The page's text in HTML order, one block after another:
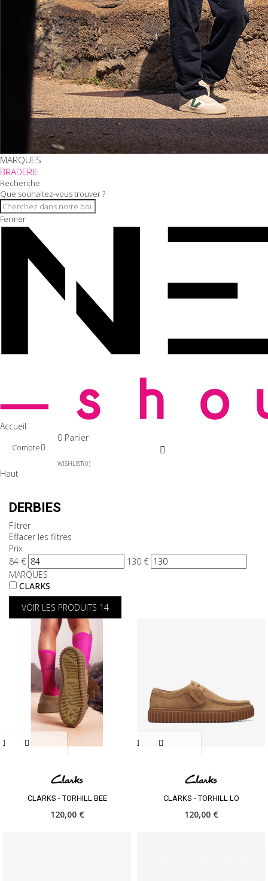
MARQUES
BRADERIE
Recherche
Que souhaitez-vous trouver ?
Fermer
Accueil
Compte
0 Panier
WISHLIST 0
Haut
DERBIES
Filtrer
Effacer les filtres
Prix
84 € 130 €
MARQUES
CLARKS
VOIR LES PRODUITS 14
CLARKS - TORHILL BEE
120,00 €
CLARKS - TORHILL LO
120,00 €